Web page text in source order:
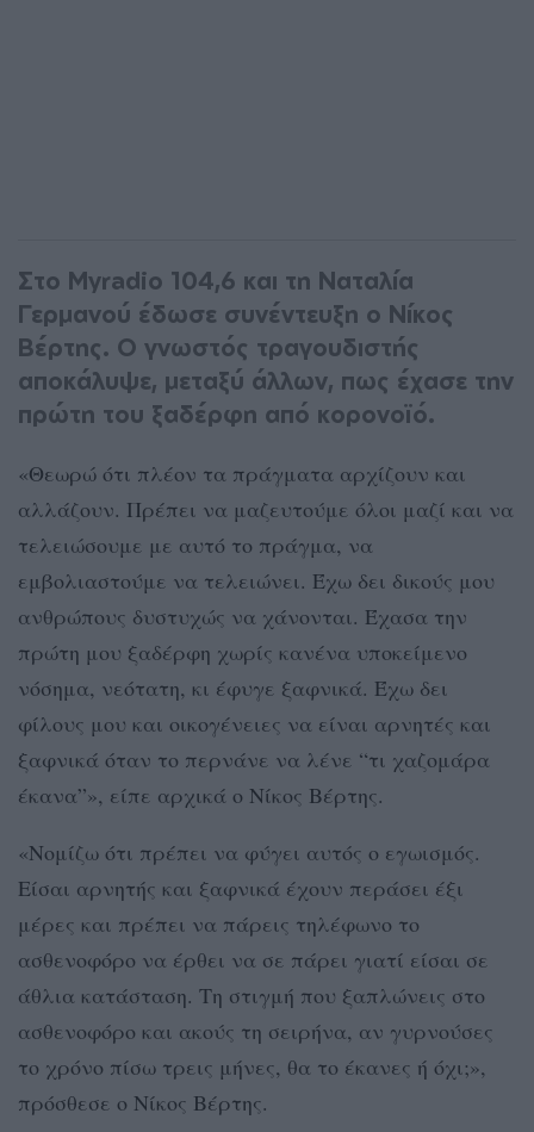
Στο Myradio 104,6 και τη Ναταλία
Γερμανού έδωσε συνέντευξη ο Νίκος
Βέρτης. Ο γνωστός τραγουδιστής
αποκάλυψε, μεταξύ άλλων, πως έχασε την
πρώτη του ξαδέρφη από κορονοϊό.
«Θεωρώ ότι πλέον τα πράγματα αρχίζουν και
αλλάζουν. Πρέπει να μαζευτούμε όλοι μαζί και να
τελειώσουμε με αυτό το πράγμα, να
εμβολιαστούμε να τελειώνει. Έχω δει δικούς μου
ανθρώπους δυστυχώς να χάνονται. Έχασα την
πρώτη μου ξαδέρφη χωρίς κανένα υποκείμενο
νόσημα, νεότατη, κι έφυγε ξαφνικά. Έχω δει
φίλους μου και οικογένειες να είναι αρνητές και
ξαφνικά όταν το περνάνε να λένε “τι χαζομάρα
έκανα”», είπε αρχικά ο Νίκος Βέρτης.
«Νομίζω ότι πρέπει να φύγει αυτός ο εγωισμός.
Είσαι αρνητής και ξαφνικά έχουν περάσει έξι
μέρες και πρέπει να πάρεις τηλέφωνο το
ασθενοφόρο να έρθει να σε πάρει γιατί είσαι σε
άθλια κατάσταση. Τη στιγμή που ξαπλώνεις στο
ασθενοφόρο και ακούς τη σειρήνα, αν γυρνούσες
το χρόνο πίσω τρεις μήνες, θα το έκανες ή όχι;»,
πρόσθεσε ο Νίκος Βέρτης.